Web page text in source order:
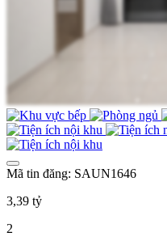
Mã tin đăng: SAUN1646
3,39 tỷ
2